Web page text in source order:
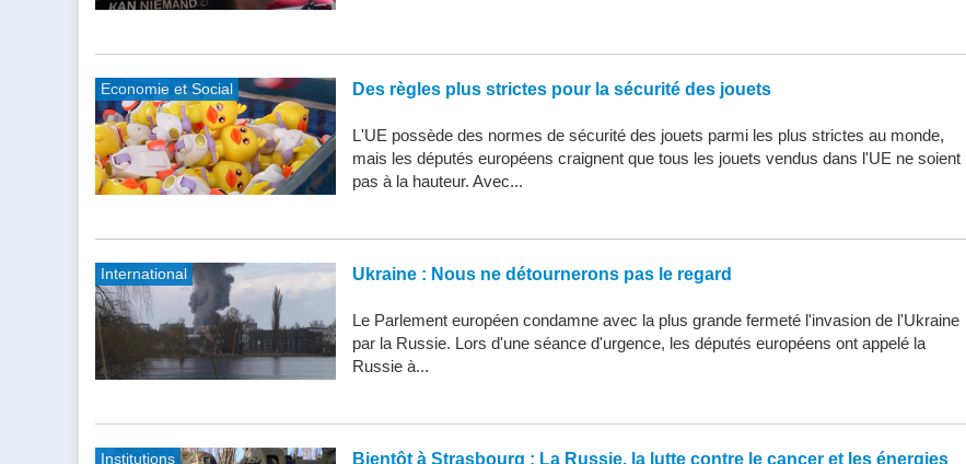
Economie et Social Des règles plus strictes pour la sécurité des jouets
L'UE possède des normes de sécurité des jouets parmi les plus strictes au monde,
mais les députés européens craignent que tous les jouets vendus dans l'UE ne soient
pas à la hauteur. Avec...
International Ukraine : Nous ne détournerons pas le regard
Le Parlement européen condamne avec la plus grande fermeté l'invasion de l'Ukraine
par la Russie. Lors d'une séance d'urgence, les députés européens ont appelé la
Russie à...
Institutions Bientôt à Strasbourg : La Russie, la lutte contre le cancer et les énergies